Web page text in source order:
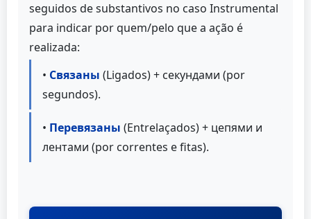
seguidos de substantivos no caso Instrumental
para indicar por quem/pelo que a ação é
realizada:
• Связаны (Ligados) + секундами (por
segundos).
• Перевязаны (Entrelaçados) + цепями и
лентами (por correntes e fitas).